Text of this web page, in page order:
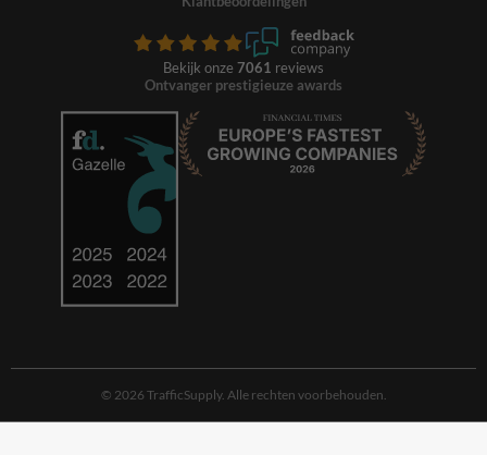
Bekijk onze 7061 reviews
Ontvanger prestigieuze awards
© 2026 TrafficSupply. Alle rechten voorbehouden.